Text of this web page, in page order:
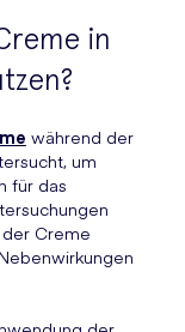
in
während der
um
für das
Creme